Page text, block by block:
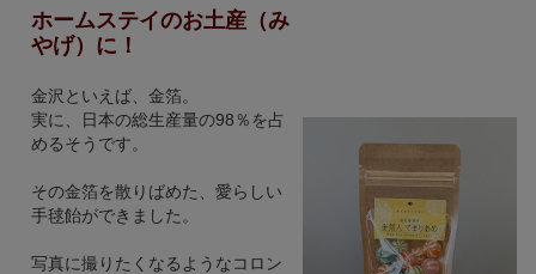
ホームステイのお土産（み
やげ）に！
金沢といえば、金箔。
実に、日本の総生産量の98％を占
めるそうです。
その金箔を散りばめた、愛らしい
手毬飴ができました。
写真に撮りたくなるようなコロン